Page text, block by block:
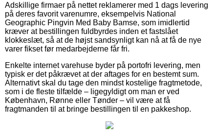
Adskillige firmaer på nettet reklamerer med 1 dags levering
på deres favorit varenumre, eksempelvis National
Geographic Pingvin Med Baby Bamse, som imidlertid
kræver at bestillingen fuldbyrdes inden et fastslået
klokkeslæt, så at de højst sandsynligt kan nå at få de nye
varer fikset før medarbejderne får fri.
Enkelte internet varehuse byder på portofri levering, men
typisk er det påkrævet at der aftages for en bestemt sum.
Alternativt skal du tage den mindst kostelige fragtmetode,
som i de fleste tilfælde – ligegyldigt om man er ved
København, Rønne eller Tønder – vil være at få
fragtmanden til at bringe bestillingen til en pakkeshop.